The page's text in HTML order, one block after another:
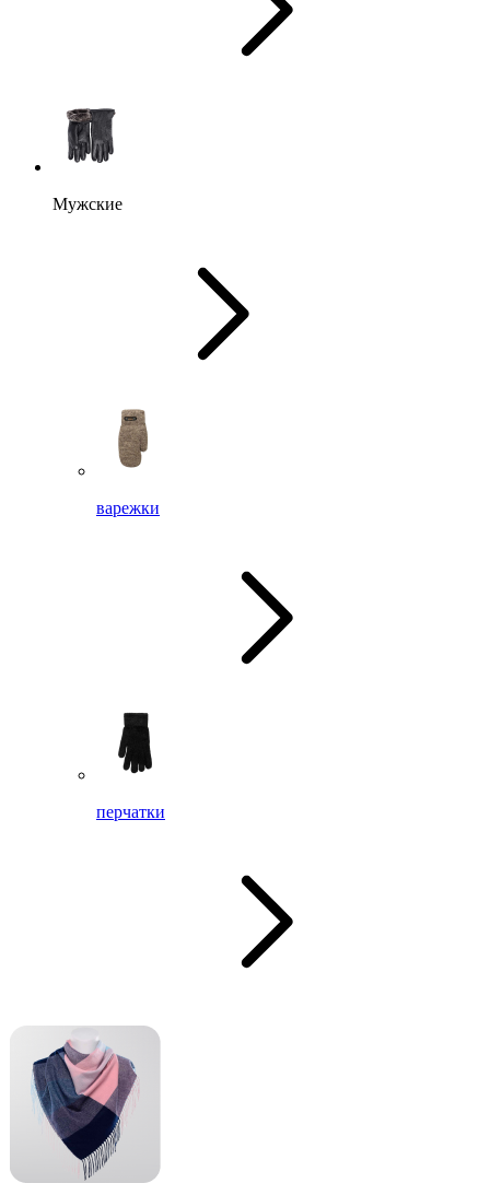
Мужские
варежки
перчатки